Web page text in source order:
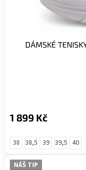
DÁMSKÉ
1 899 Kč
38 38,5 39 39,5 40
NÁŠ TIP